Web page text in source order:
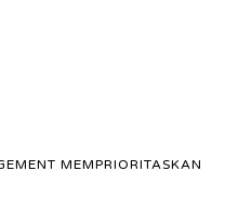
MEMPRIORITASKAN